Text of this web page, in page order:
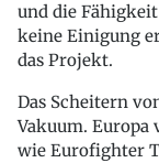
und die
keine Einigung
das Projekt.
Das Scheitern
Vakuum.
wie Eurofighter